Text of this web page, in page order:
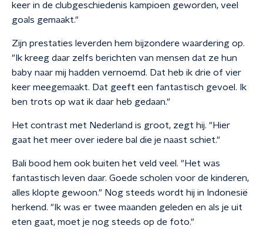
keer in de clubgeschiedenis kampioen geworden, veel
goals gemaakt."
Zijn prestaties leverden hem bijzondere waardering op.
"Ik kreeg daar zelfs berichten van mensen dat ze hun
baby naar mij hadden vernoemd. Dat heb ik drie of vier
keer meegemaakt. Dat geeft een fantastisch gevoel. Ik
ben trots op wat ik daar heb gedaan."
Het contrast met Nederland is groot, zegt hij. "Hier
gaat het meer over iedere bal die je naast schiet."
Bali bood hem ook buiten het veld veel. "Het was
fantastisch leven daar. Goede scholen voor de kinderen,
alles klopte gewoon." Nog steeds wordt hij in Indonesië
herkend. "Ik was er twee maanden geleden en als je uit
eten gaat, moet je nog steeds op de foto."